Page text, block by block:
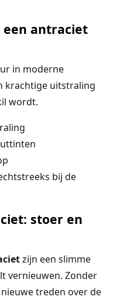
een antraciet
in moderne
krachtige uitstraling
wordt.
bij de
stoer en
zijn een slimme
vernieuwen. Zonder
treden over de